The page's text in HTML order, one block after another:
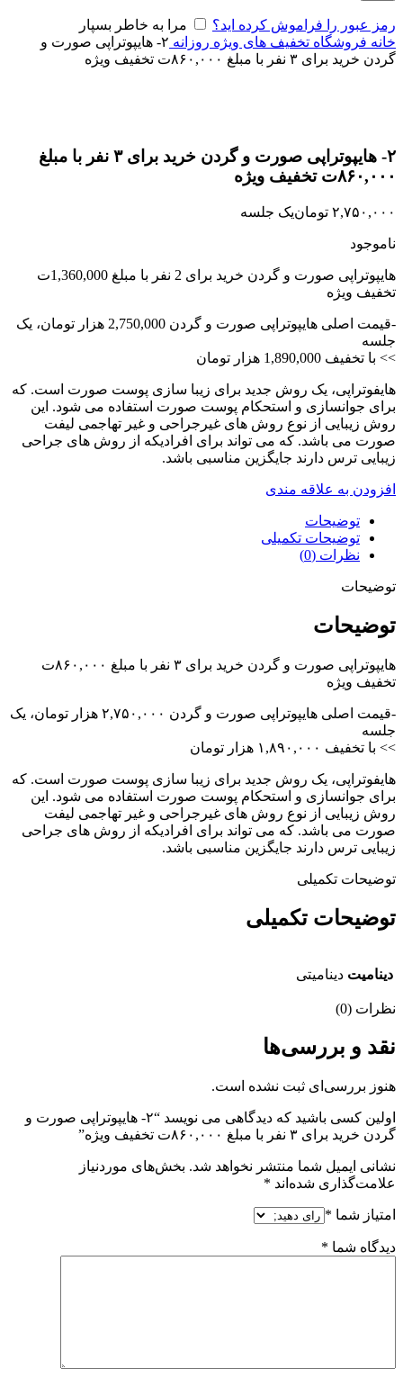
رمز عبور را فراموش کرده اید؟
مرا به خاطر بسپار
خانه فروشگاه تخفیف های ویژه روزانه
۲- هایپوتراپی صورت و
گردن خرید برای ۳ نفر با مبلغ ۸۶۰,۰۰۰ت تخفیف ویژه
۲- هایپوتراپی صورت و گردن خرید برای ۳ نفر با مبلغ
۸۶۰,۰۰۰ت تخفیف ویژه
۲,۷۵۰,۰۰۰ تومانیک جلسه
ناموجود
هایپوتراپی صورت و گردن خرید برای 2 نفر با مبلغ 1,360,000ت
تخفیف ویژه
-قیمت اصلی هایپوتراپی صورت و گردن 2,750,000 هزار تومان، یک
جلسه
>> با تخفیف 1,890,000 هزار تومان
هایفوتراپی، یک روش جدید برای زیبا سازی پوست صورت است. که
برای جوانسازی و استحکام پوست صورت استفاده می شود. این
روش زیبایی از نوع روش های غیرجراحی و غیر تهاجمی لیفت
صورت می باشد. که می تواند برای افرادیکه از روش های جراحی
زیبایی ترس دارند جایگزین مناسبی باشد.
افزودن به علاقه مندی
توضیحات
توضیحات تکمیلی
نظرات (0)
توضیحات
توضیحات
هایپوتراپی صورت و گردن خرید برای ۳ نفر با مبلغ ۸۶۰,۰۰۰ت
تخفیف ویژه
-قیمت اصلی هایپوتراپی صورت و گردن ۲,۷۵۰,۰۰۰ هزار تومان، یک
جلسه
>> با تخفیف ۱,۸۹۰,۰۰۰ هزار تومان
هایفوتراپی، یک روش جدید برای زیبا سازی پوست صورت است. که
برای جوانسازی و استحکام پوست صورت استفاده می شود. این
روش زیبایی از نوع روش های غیرجراحی و غیر تهاجمی لیفت
صورت می باشد. که می تواند برای افرادیکه از روش های جراحی
زیبایی ترس دارند جایگزین مناسبی باشد.
توضیحات تکمیلی
توضیحات تکمیلی
دینامیت دینامیتی
نظرات (0)
نقد و بررسی‌ها
هنوز بررسی‌ای ثبت نشده است.
اولین کسی باشید که دیدگاهی می نویسد “۲- هایپوتراپی صورت و
گردن خرید برای ۳ نفر با مبلغ ۸۶۰,۰۰۰ت تخفیف ویژه”
نشانی ایمیل شما منتشر نخواهد شد. بخش‌های موردنیاز
علامت‌گذاری شده‌اند *
امتیاز شما *
دیدگاه شما *